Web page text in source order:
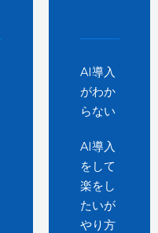
AI導入
がわか
らない
AI導入
をして
楽をし
たいが
やり方